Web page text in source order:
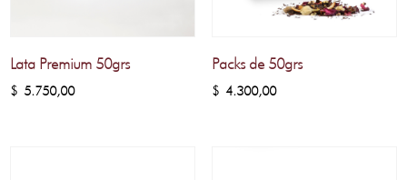
Lata Premium 50grs
$ 5.750,00
Packs de 50grs
$4.300,00